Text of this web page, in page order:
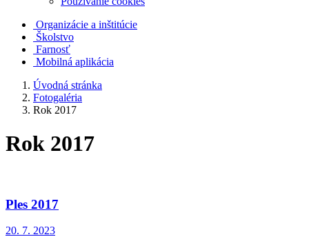
Organizácie a inštitúcie
Školstvo
Farnosť
Mobilná aplikácia
Úvodná stránka
Fotogaléria
Rok 2017
Rok 2017
Ples 2017
20. 7. 2023